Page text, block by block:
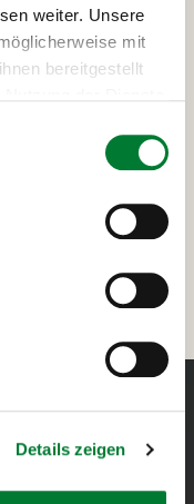
weiter. Unsere
mit
bereitgestellt
Details zeigen